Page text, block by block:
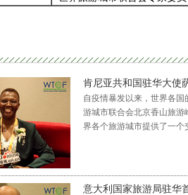
肯尼亚共和国驻华大使
自疫情暴发以来，世界各
游城市联合会北京香山旅游
界各个旅游城市提供了一
意大利国家旅游局驻华